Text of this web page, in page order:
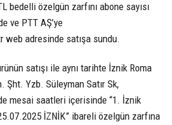
bedelli özelgün zarfını abone sayısı
ve PTT AŞ’ye
adresinde satışa sundu.
satışı ile aynı tarihte İznik Roma
Şht. Yzb. Süleyman Satır Sk,
mesai saatleri içerisinde “1. İznik
İZNİK” ibareli özelgün zarfına